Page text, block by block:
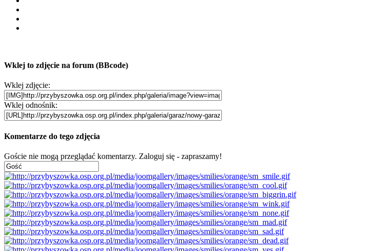
Wklej to zdjęcie na forum (BBcode)
Wklej zdjęcie:
Wklej odnośnik:
Komentarze do tego zdjęcia
Goście nie mogą przeglądać komentarzy. Zaloguj się - zapraszamy!